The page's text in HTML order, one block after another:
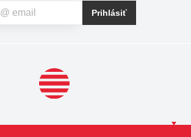
Prihlásiť